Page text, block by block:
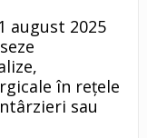
august 2025
în rețele
sau